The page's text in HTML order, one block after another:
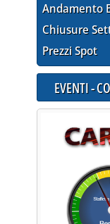
Andamento
Chiusure
Prezzi Spot
EVENTI -